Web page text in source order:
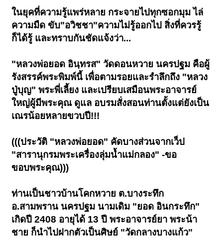
ในยุคที่ความรู้แพร่หลาย กระจายไปทุกซอกมุม ไล่
ความมืด ขับ"อวิชชา"ความไม่รู้ออกไป สิ่งที่ควรรู้
ก็ได้รู้ และทราบกันชัดแจ้งว่า...
"หลวงพ่อยอด อินฺทรส" วัดดอนหวาย นครปฐม คือผู้
รังสรรค์พระพิมพ์นี้ เพื่อตามรอยและรำลึกถึง "หลวง
ปู่บุญ" พระพี่เลี้ยง และเปรียบเสมือนพระอาจารย์
ใหญ่ผู้มีพระคุณ ดูแล อบรมสั่งสอนท่านตั้งแต่ยังเป็น
เณรน้อยหลายขวบปี!!!
(((ประวัติ "หลวงพ่อยอด" คัดบางส่วนจากเว็ป
"สารานุกรมพระเครื่องลุ่มน้ำแม่กลอง" -ขอ
ขอบพระคุณ)))
ท่านเป็นชาวบ้านโคกหวาย ต.บางระทึก
อ.สามพราน นครปฐม นามเดิม "ยอด อินกระทึก"
เกิดปี 2408 อายุได้ 13 ปี พระอาจารย์ยา พระน้า
ชาย ก็นำไปฝากตัวเป็นศิษย์ "วัดกลางบางแก้ว"